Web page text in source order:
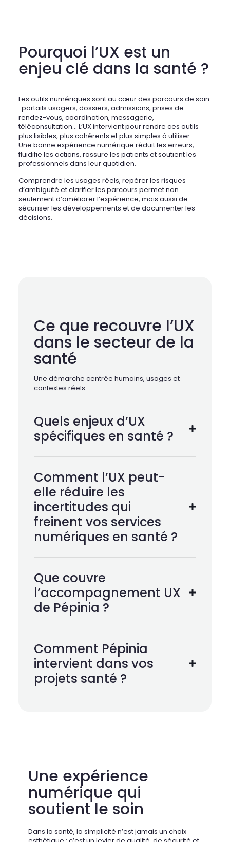
Pourquoi l’UX est un
enjeu clé dans la santé ?
Les outils numériques sont au cœur des parcours de soin
: portails usagers, dossiers, admissions, prises de
rendez-vous, coordination, messagerie,
téléconsultation… L’UX intervient pour rendre ces outils
plus lisibles, plus cohérents et plus simples à utiliser.
Une bonne expérience numérique réduit les erreurs,
fluidifie les actions, rassure les patients et soutient les
professionnels dans leur quotidien.
Comprendre les usages réels, repérer les risques
d’ambiguïté et clarifier les parcours permet non
seulement d’améliorer l’expérience, mais aussi de
sécuriser les développements et de documenter les
décisions.
Ce que recouvre l’UX
dans le secteur de la
santé
Une démarche centrée humains, usages et
contextes réels.
Quels enjeux d’UX
spécifiques en santé ?
Comment l’UX peut-
elle réduire les
incertitudes qui
freinent vos services
numériques en santé ?
Que couvre
l’accompagnement UX
de Pépinia ?
Comment Pépinia
intervient dans vos
projets santé ?
Une expérience
numérique qui
soutient le soin
Dans la santé, la simplicité n’est jamais un choix